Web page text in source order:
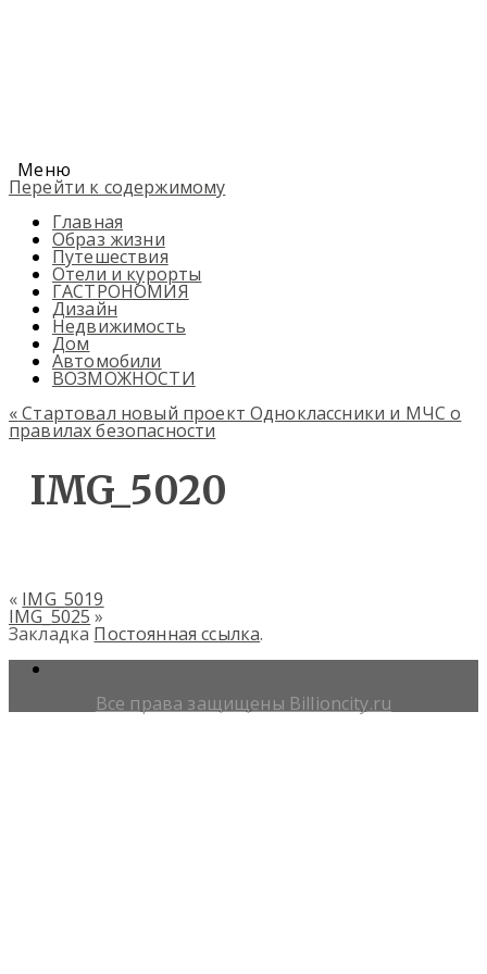
Меню
Перейти к содержимому
Главная
Образ жизни
Путешествия
Отели и курорты
ГАСТРОНОМИЯ
Дизайн
Недвижимость
Дом
Автомобили
ВОЗМОЖНОСТИ
«Стартовал новый проект Одноклассники и МЧС о
правилах безопасности
IMG_5020
« IMG_5019
IMG_5025 »
Закладка Постоянная ссылка.
Все права защищены Billioncity.ru